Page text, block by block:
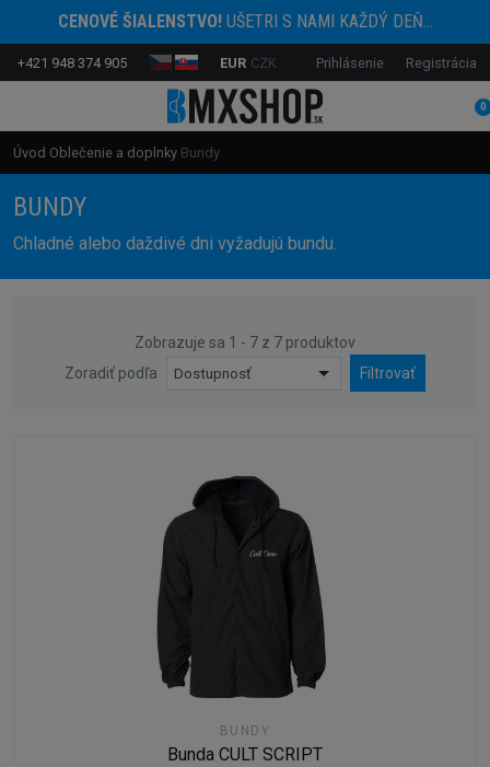
CENOVÉ ŠIALENSTVO!UŠETRI S NAMI KAŽDÝ DEŇ...
+421 948 374 905 EUR CZK Prihlásenie Registrácia
0
Úvod Oblečenie a doplnky Bundy
BUNDY
Chladné alebo daždivé dni vyžadujú bundu.
Zobrazuje sa 1 - 7 z 7 produktov
Zoradiť podľa
Dostupnosť Filtrovať
BUNDY
Bunda CULT SCRIPT